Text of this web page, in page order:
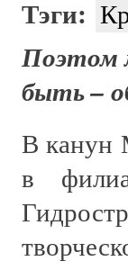
Тэги:
Поэтом
быть –
В канун
в